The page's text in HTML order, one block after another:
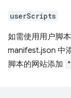
userScripts
如需使用用户脚
manifest.json 中
脚本的网站添加